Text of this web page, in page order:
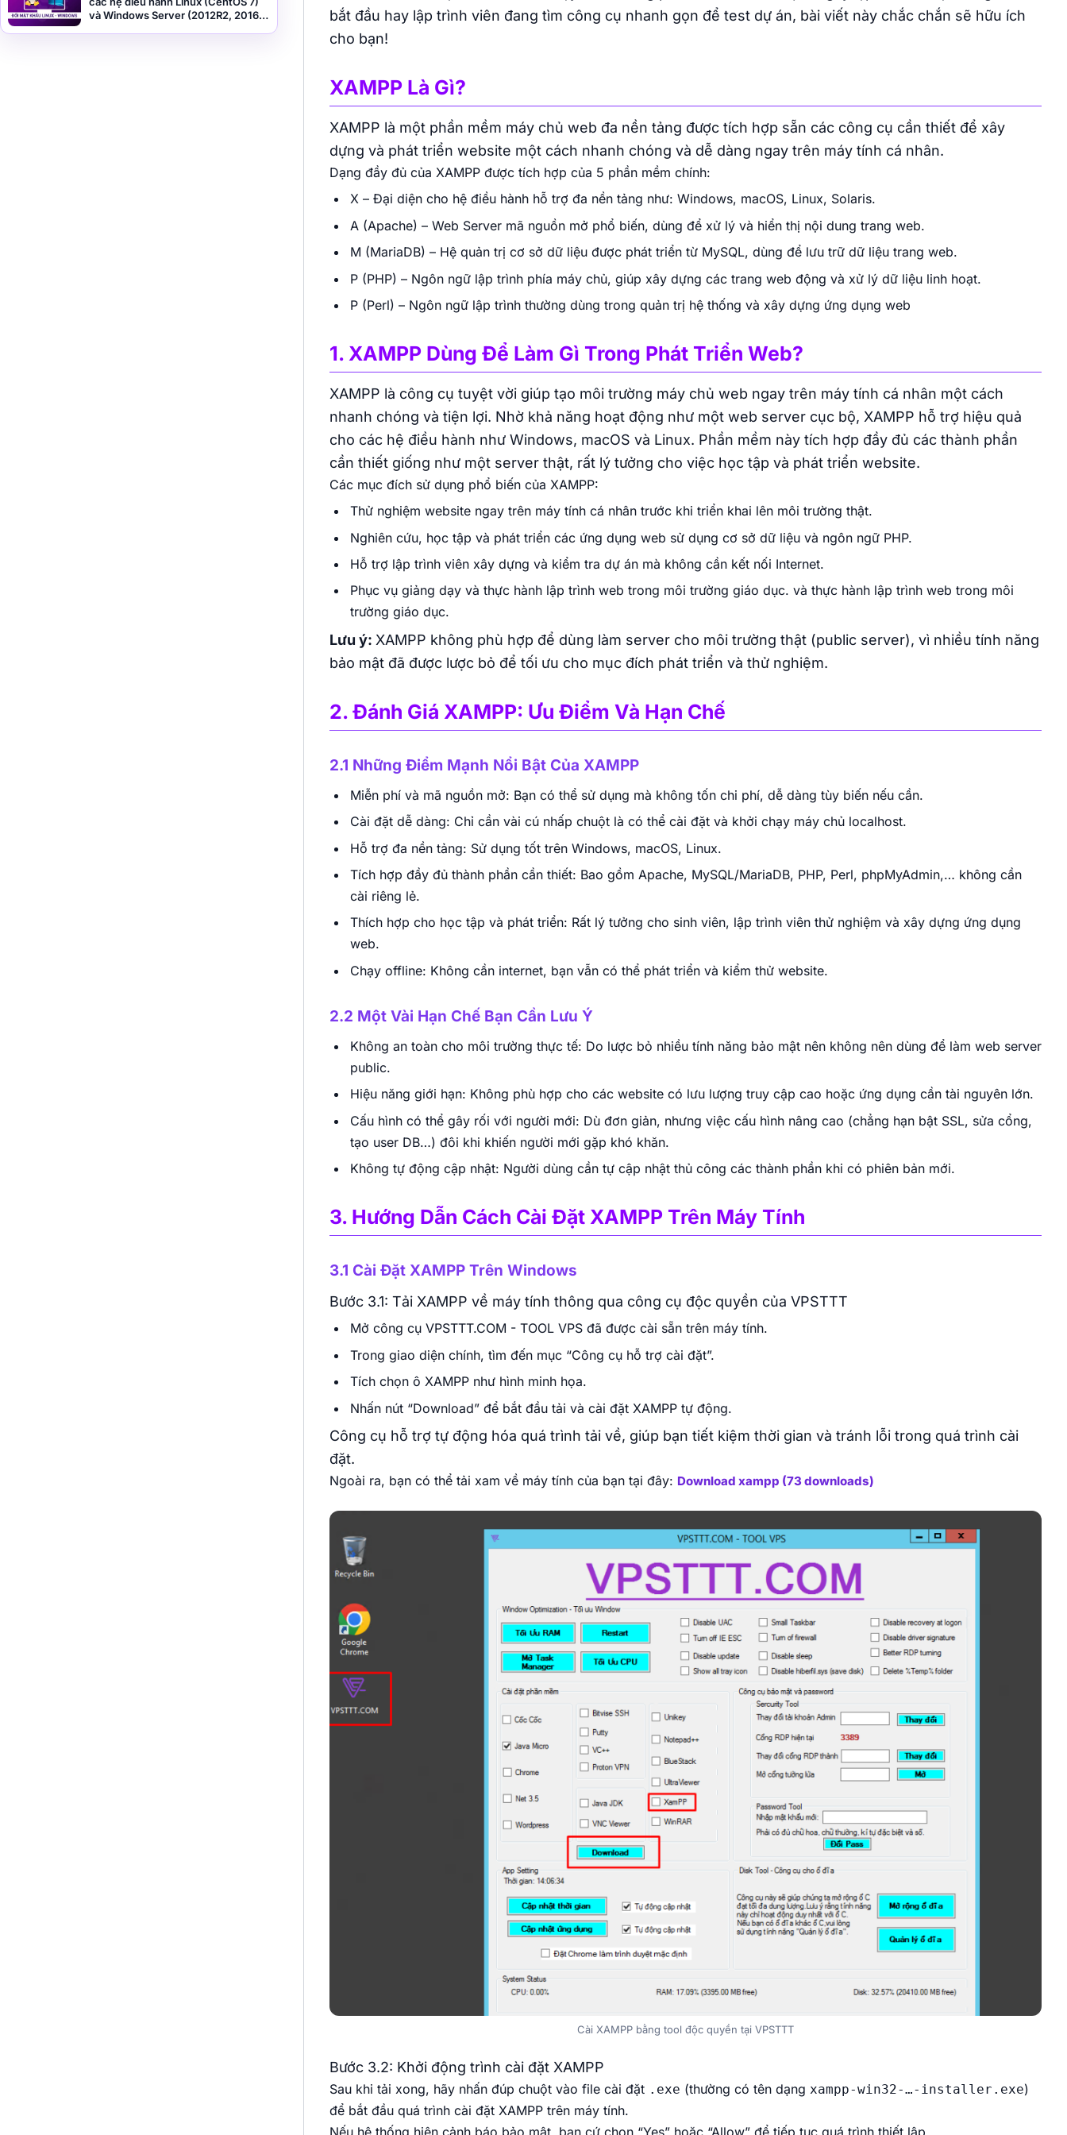
và Windows Server (2012R2, 2016,
bắt đầu hay lập trình viên đang tìm công cụ nhanh gọn để test dự án, bài viết này chắc chắn sẽ hữu ích
cho bạn!
XAMPP Là Gì?
XAMPP là một phần mềm máy chủ web đa nền tảng được tích hợp sẵn các công cụ cần thiết để xây
dựng và phát triển website một cách nhanh chóng và dễ dàng ngay trên máy tính cá nhân.
Dạng đầy đủ của XAMPP được tích hợp của 5 phần mềm chính:
X – Đại diện cho hệ điều hành hỗ trợ đa nền tảng như: Windows, macOS, Linux, Solaris.
A (Apache) – Web Server mã nguồn mở phổ biến, dùng để xử lý và hiển thị nội dung trang web.
M (MariaDB) – Hệ quản trị cơ sở dữ liệu được phát triển từ MySQL, dùng để lưu trữ dữ liệu trang web.
P (PHP) – Ngôn ngữ lập trình phía máy chủ, giúp xây dựng các trang web động và xử lý dữ liệu linh hoạt.
P (Perl) – Ngôn ngữ lập trình thường dùng trong quản trị hệ thống và xây dựng ứng dụng web
1. XAMPP Dùng Để Làm Gì Trong Phát Triển Web?
XAMPP là công cụ tuyệt vời giúp tạo môi trường máy chủ web ngay trên máy tính cá nhân một cách
nhanh chóng và tiện lợi. Nhờ khả năng hoạt động như một web server cục bộ, XAMPP hỗ trợ hiệu quả
cho các hệ điều hành như Windows, macOS và Linux. Phần mềm này tích hợp đầy đủ các thành phần
cần thiết giống như một server thật, rất lý tưởng cho việc học tập và phát triển website.
Các mục đích sử dụng phổ biến của XAMPP:
Thử nghiệm website ngay trên máy tính cá nhân trước khi triển khai lên môi trường thật.
Nghiên cứu, học tập và phát triển các ứng dụng web sử dụng cơ sở dữ liệu và ngôn ngữ PHP.
Hỗ trợ lập trình viên xây dựng và kiểm tra dự án mà không cần kết nối Internet.
Phục vụ giảng dạy và thực hành lập trình web trong môi trường giáo dục. và thực hành lập trình web trong môi
trường giáo dục.
Lưu ý: XAMPP không phù hợp để dùng làm server cho môi trường thật (public server), vì nhiều tính năng
bảo mật đã được lược bỏ để tối ưu cho mục đích phát triển và thử nghiệm.
2. Đánh Giá XAMPP: Ưu Điểm Và Hạn Chế
2.1 Những Điểm Mạnh Nổi Bật Của XAMPP
Miễn phí và mã nguồn mở: Bạn có thể sử dụng mà không tốn chi phí, dễ dàng tùy biến nếu cần.
Cài đặt dễ dàng: Chỉ cần vài cú nhấp chuột là có thể cài đặt và khởi chạy máy chủ localhost.
Hỗ trợ đa nền tảng: Sử dụng tốt trên Windows, macOS, Linux.
Tích hợp đầy đủ thành phần cần thiết: Bao gồm Apache, MySQL/MariaDB, PHP, Perl, phpMyAdmin,… không cần
cài riêng lẻ.
Thích hợp cho học tập và phát triển: Rất lý tưởng cho sinh viên, lập trình viên thử nghiệm và xây dựng ứng dụng
web.
Chạy offline: Không cần internet, bạn vẫn có thể phát triển và kiểm thử website.
2.2 Một Vài Hạn Chế Bạn Cần Lưu Ý
Không an toàn cho môi trường thực tế: Do lược bỏ nhiều tính năng bảo mật nên không nên dùng để làm web server
public.
Hiệu năng giới hạn: Không phù hợp cho các website có lưu lượng truy cập cao hoặc ứng dụng cần tài nguyên lớn.
Cấu hình có thể gây rối với người mới: Dù đơn giản, nhưng việc cấu hình nâng cao (chẳng hạn bật SSL, sửa cổng,
tạo user DB…) đôi khi khiến người mới gặp khó khăn.
Không tự động cập nhật: Người dùng cần tự cập nhật thủ công các thành phần khi có phiên bản mới.
3. Hướng Dẫn Cách Cài Đặt XAMPP Trên Máy Tính
3.1 Cài Đặt XAMPP Trên Windows
Bước 3.1: Tải XAMPP về máy tính thông qua công cụ độc quyền của VPSTTT
Mở công cụ VPSTTT.COM - TOOL VPS đã được cài sẵn trên máy tính.
Trong giao diện chính, tìm đến mục “Công cụ hỗ trợ cài đặt”.
Tích chọn ô XAMPP như hình minh họa.
Nhấn nút “Download” để bắt đầu tải và cài đặt XAMPP tự động.
Công cụ hỗ trợ tự động hóa quá trình tải về, giúp bạn tiết kiệm thời gian và tránh lỗi trong quá trình cài
đặt.
Ngoài ra, bạn có thể tải xam về máy tính của bạn tại đây: Download xampp (73 downloads)
Cài XAMPP bằng tool độc quyền tại VPSTTT
Bước 3.2: Khởi động trình cài đặt XAMPP
Sau khi tải xong, hãy nhấn đúp chuột vào file cài đặt .exe (thường có tên dạng xampp-win32-…-installer.exe)
để bắt đầu quá trình cài đặt XAMPP trên máy tính.
Nếu hệ thống hiện cảnh báo bảo mật, bạn cứ chọn “Yes” hoặc “Allow” để tiếp tục quá trình thiết lập.